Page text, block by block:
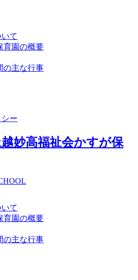
て
育園の概要
の主な行事
ー
妙高福祉会かすが保
て
育園の概要
の主な行事